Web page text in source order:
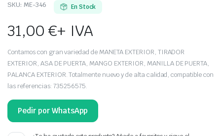
SKU: ME-346 En Stock
31,00€+ IVA
Contamos con gran variedad de MANETA EXTERIOR, TIRADOR
EXTERIOR, ASA DE PUERTA, MANGO EXTERIOR, MANILLA DE PUERTA,
PALANCA EXTERIOR. Totalmente nuevo y de alta calidad, compatible con
las referencias: 735256575.
Pedir por WhatsApp